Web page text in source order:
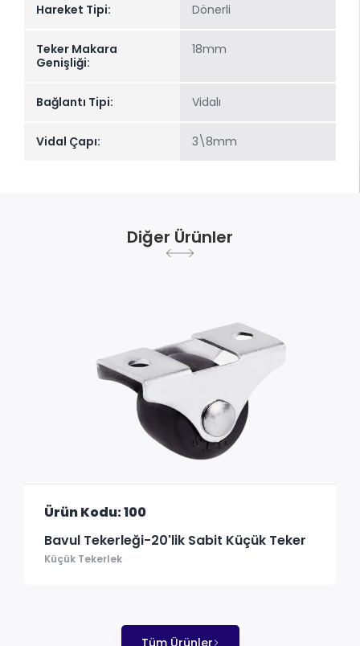
Hareket Tipi: Dönerli
Teker Makara
Genişliği:
18mm
Bağlantı Tipi: Vidalı
Vidal Çapı: 3\8mm
Diğer Ürünler
Ürün Kodu: 100
Bavul Tekerleği-20'lik Sabit Küçük Teker
Küçük Tekerlek
Tüm Ürünler